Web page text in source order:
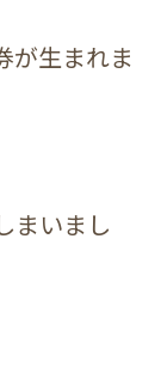
が生まれま
まいまし